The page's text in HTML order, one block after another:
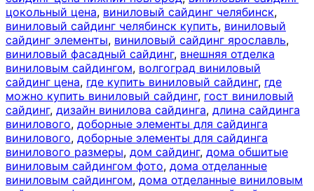
цокольный цена, виниловый сайдинг челябинск,
виниловый сайдинг челябинск купить, виниловый
сайдинг элементы, виниловый сайдинг ярославль,
виниловый фасадный сайдинг, внешняя отделка
виниловым сайдингом, волгоград виниловый
сайдинг цена, где купить виниловый сайдинг, где
можно купить виниловый сайдинг, гост виниловый
сайдинг, дизайн винилова сайдинга, длина сайдинга
винилового, доборные элементы для сайдинга
винилового, доборные элементы для сайдинга
винилового размеры, дом сайдинг, дома обшитые
виниловым сайдингом фото, дома отделанные
виниловым сайдингом, дома отделанные виниловым